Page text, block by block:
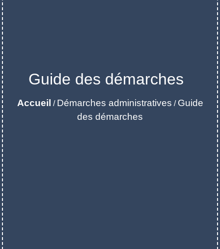
Guide des démarches
Accueil / Démarches administratives / Guide
des démarches